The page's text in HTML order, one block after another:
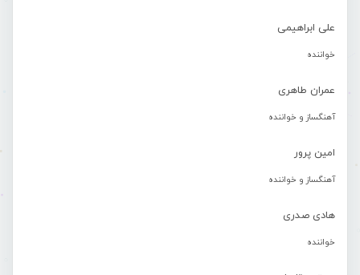
علی ابراهیمی
خواننده
عمران طاهری
آهنگساز و خواننده
امین پرور
آهنگساز و خواننده
هادی صدری
خواننده